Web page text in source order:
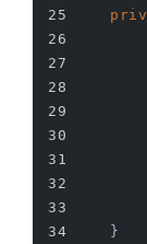
    }